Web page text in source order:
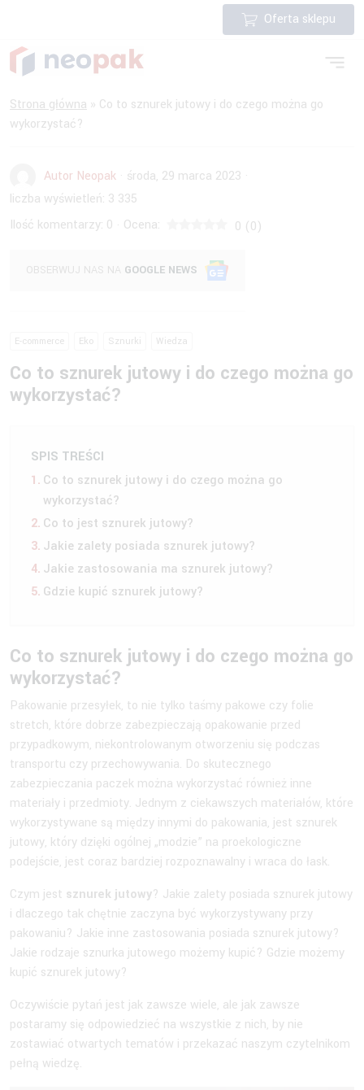
Oferta sklepu
Strona główna » Co to sznurek jutowy i do czego można go
wykorzystać?
Autor Neopak · środa, 29 marca 2023 ·
liczba wyświetleń: 3 335
Ilość komentarzy: 0 · Ocena: 0 (0)
OBSERWUJ NAS NA GOOGLE NEWS
E-commerce Eko Sznurki Wiedza
Co to sznurek jutowy i do czego można go
wykorzystać?
SPIS TREŚCI
Co to sznurek jutowy i do czego można go
wykorzystać?
Co to jest sznurek jutowy?
Jakie zalety posiada sznurek jutowy?
Jakie zastosowania ma sznurek jutowy?
Gdzie kupić sznurek jutowy?
Co to sznurek jutowy i do czego można go
wykorzystać?
Pakowanie przesyłek, to nie tylko taśmy pakowe czy folie
stretch, które dobrze zabezpieczają opakowanie przed
przypadkowym, niekontrolowanym otworzeniu się podczas
transportu czy przechowywania. Do skutecznego
zabezpieczania paczek można wykorzystać również inne
materiały i przedmioty. Jednym z ciekawszych materiałów, które
wykorzystywane są między innymi do pakowania, jest sznurek
jutowy, który dzięki ogólnej „modzie” na proekologiczne
podejście, jest coraz bardziej rozpoznawalny i wraca do łask.
Czym jest sznurek jutowy? Jakie zalety posiada sznurek jutowy
i dlaczego tak chętnie zaczyna być wykorzystywany przy
pakowaniu? Jakie inne zastosowania posiada sznurek jutowy?
Jakie rodzaje sznurka jutowego możemy kupić? Gdzie możemy
kupić sznurek jutowy?
Oczywiście pytań jest jak zawsze wiele, ale jak zawsze
postaramy się odpowiedzieć na wszystkie z nich, by nie
zostawiać otwartych tematów i przekazać naszym czytelnikom
pełną wiedzę.